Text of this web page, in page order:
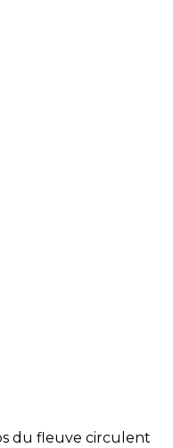
du fleuve circulent